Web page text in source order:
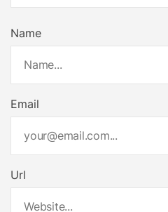
Name
Email
Url